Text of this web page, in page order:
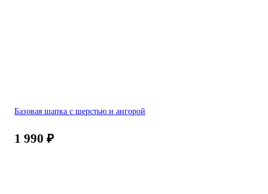
Базовая шапка с шерстью и ангорой
1 990 ₽